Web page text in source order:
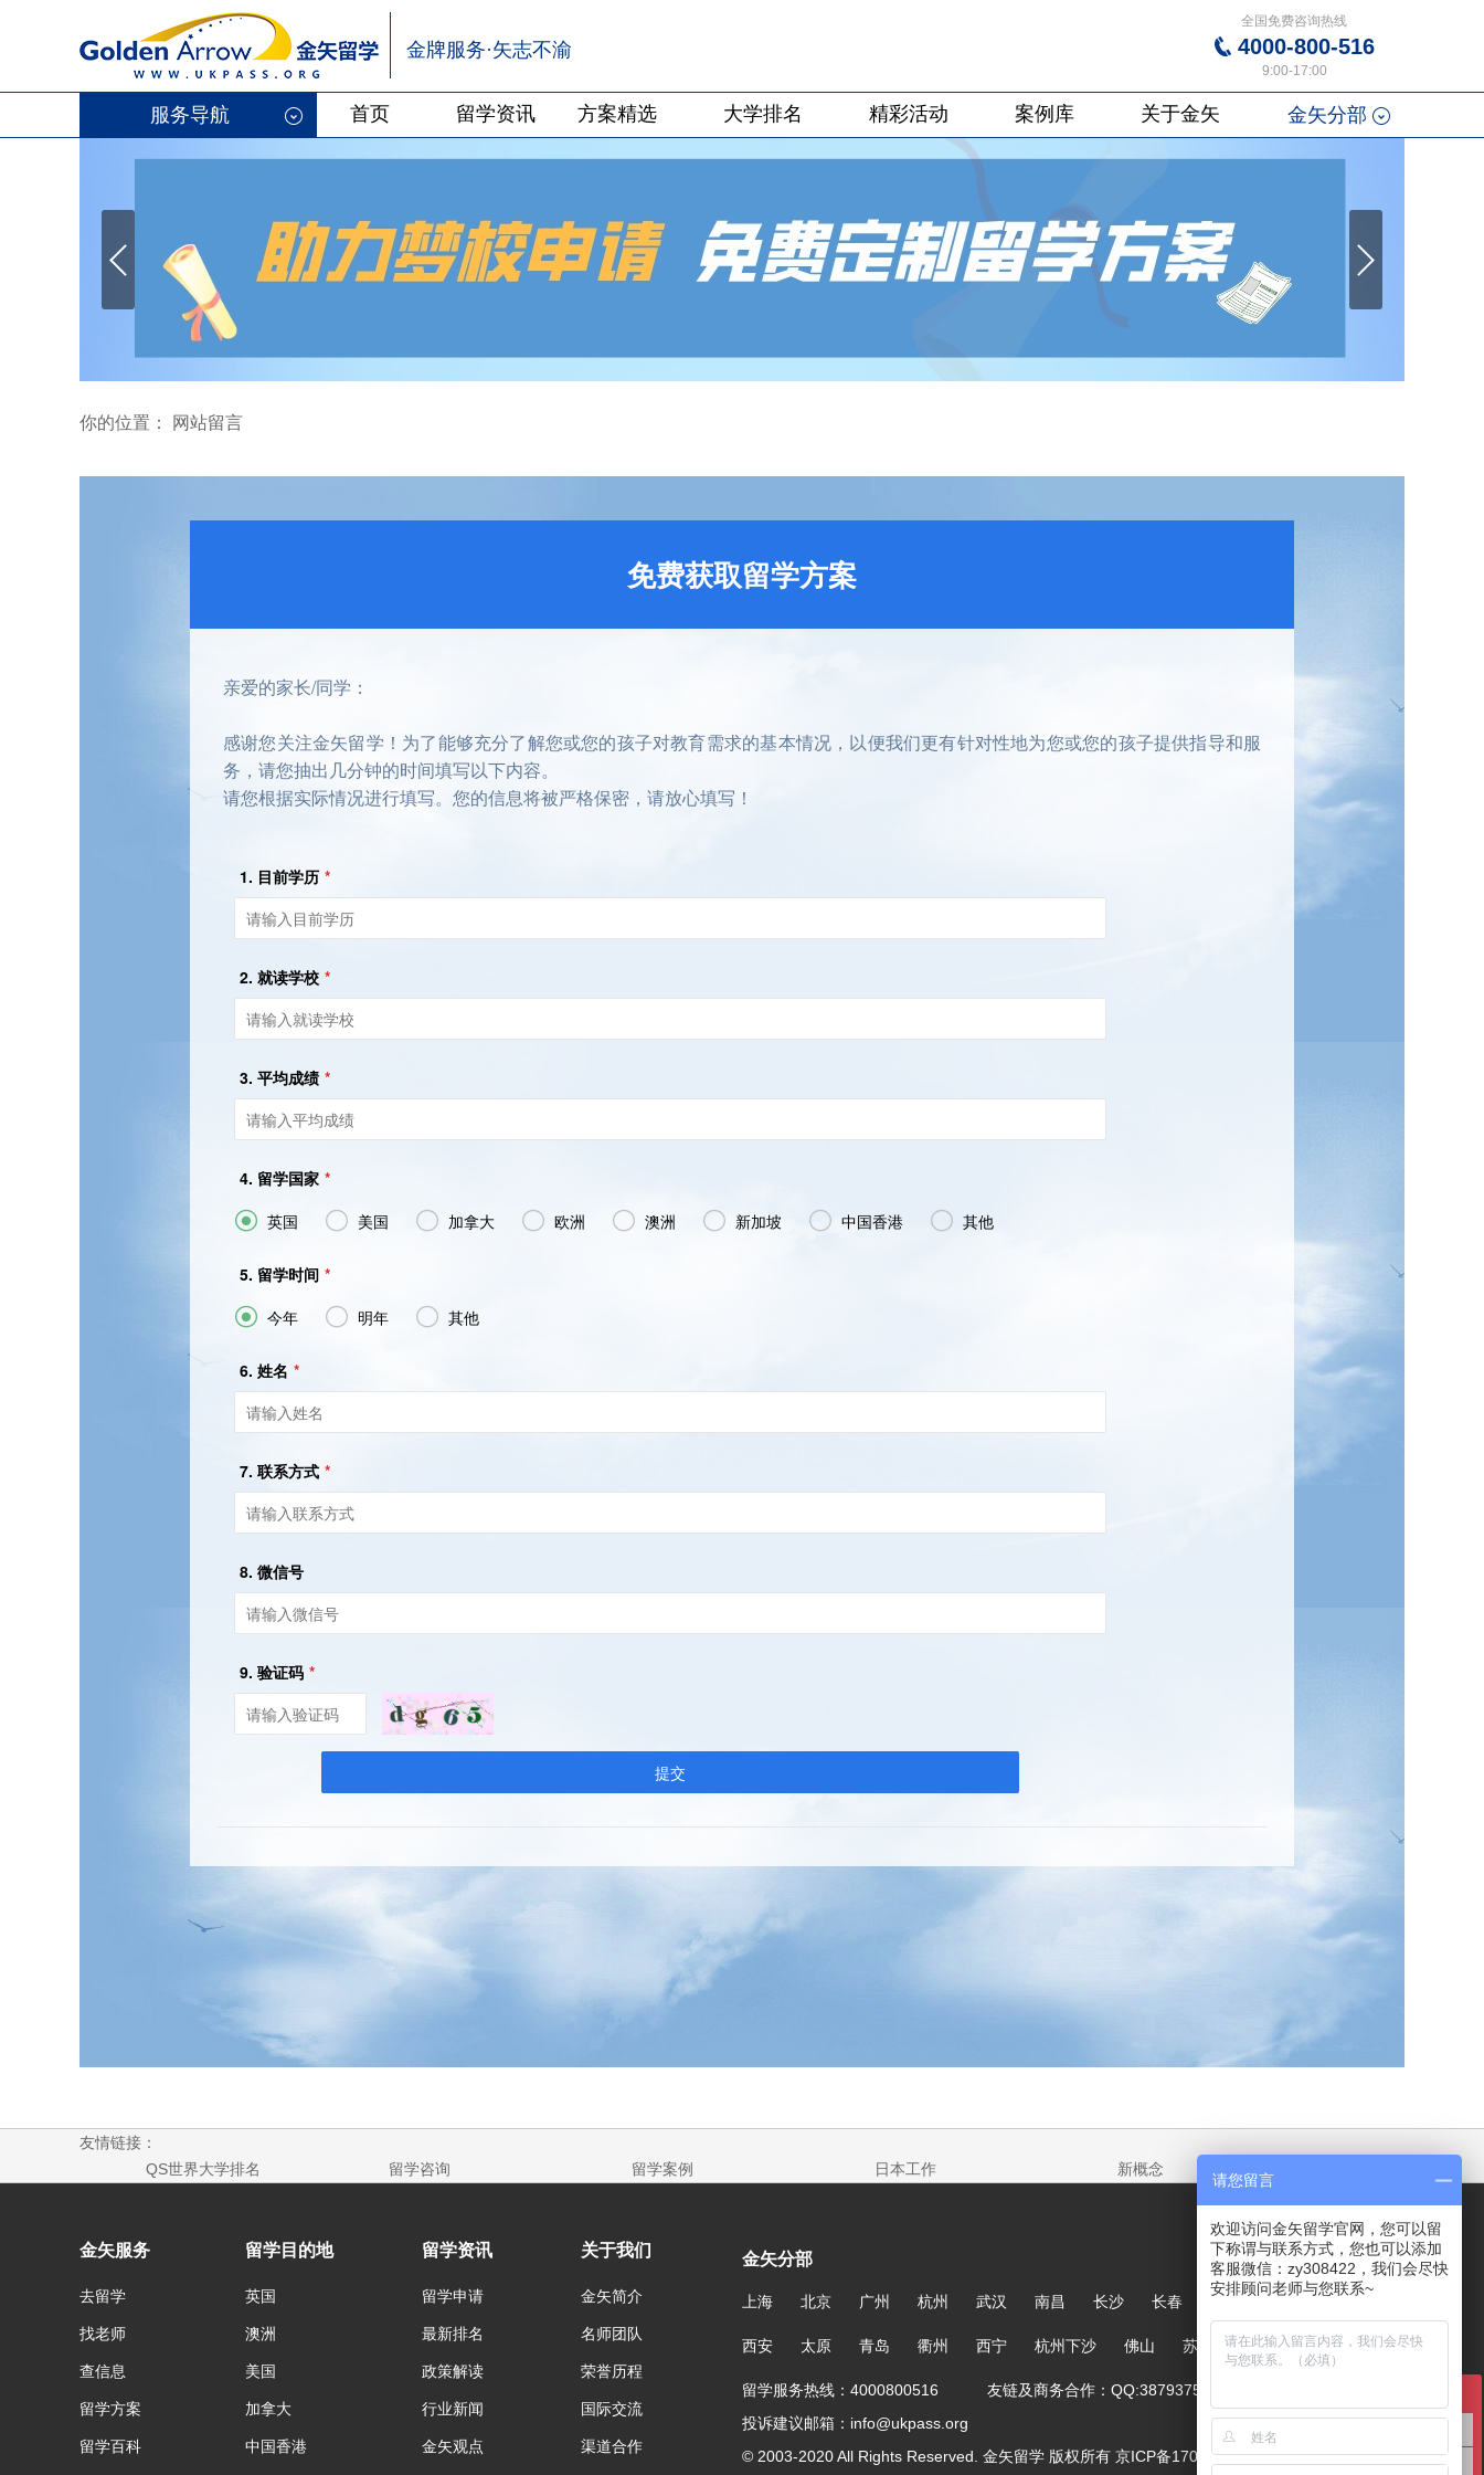
金牌服务·矢志不渝
全国免费咨询热线
4000-800-516
9:00-17:00
服务导航 首页 留学资讯 方案精选 大学排名 精彩活动 案例库 关于金矢 金矢分部
你的位置： 网站留言
友情链接：
QS世界大学排名
留学咨询 留学案例 日本工作 新概念
金矢服务
去留学
找老师
查信息
留学方案
留学百科
留学目的地
英国
澳洲
美国
加拿大
中国香港
留学资讯
留学申请
最新排名
政策解读
行业新闻
金矢观点
关于我们
金矢简介
名师团队
荣誉历程
国际交流
渠道合作
金矢分部
上海 北京 广州 杭州 武汉 南昌 长沙 长春 哈尔滨 大连 郑州
西安 太原 青岛 衢州 西宁 杭州下沙 佛山 苏州
留学服务热线：4000800516 友链及商务合作：QQ:387937567
投诉建议邮箱：info@ukpass.org
© 2003-2020 All Rights Reserved. 金矢留学 版权所有 京ICP备17005244号-1 澳洲留学咨询
请您留言
欢迎访问金矢留学官网，您可以留
下称谓与联系方式，您也可以添加
客服微信：zy308422，我们会尽快
安排顾问老师与您联系~